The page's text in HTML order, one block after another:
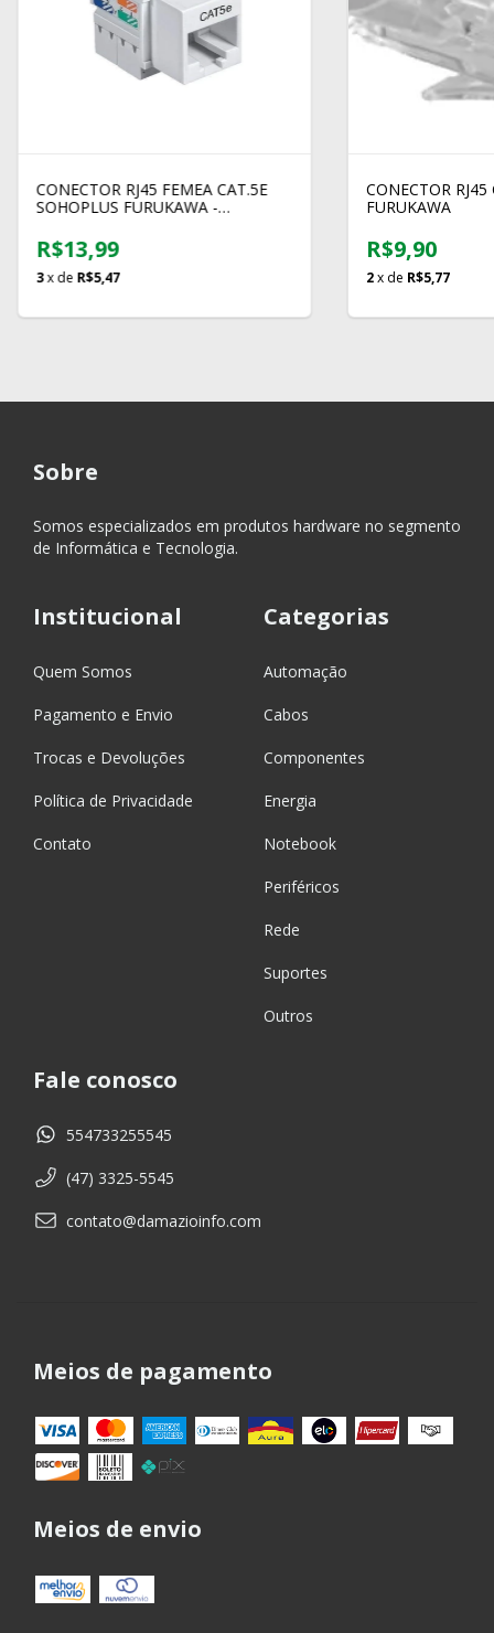
CONECTOR RJ45 FEMEA CAT.5E
SOHOPLUS FURUKAWA -
R$13,99
3x de R$5,47
CONECTOR
FURUKAWA
R$9,90
2x de R$5,77
Sobre
Somos especializados em produtos hardware no segmento
de Informática e Tecnologia.
Institucional
Quem Somos
Pagamento e Envio
Trocas e Devoluções
Política de Privacidade
Contato
Categorias
Automação
Cabos
Componentes
Energia
Notebook
Periféricos
Rede
Suportes
Outros
Fale conosco
554733255545
(47) 3325-5545
contato@damazioinfo.com
Meios de pagamento
Meios de envio